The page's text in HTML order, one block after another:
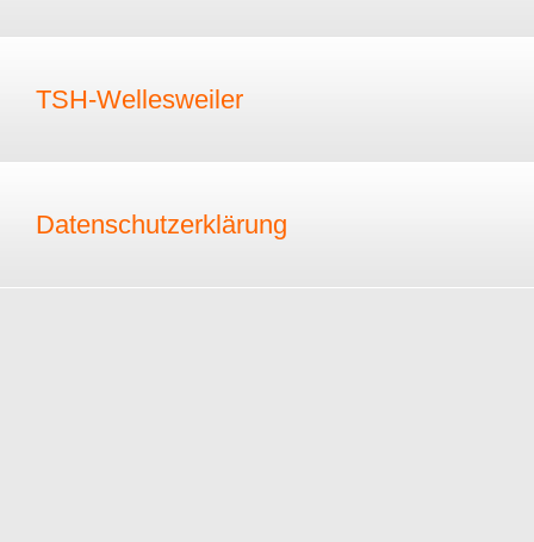
TSH-Wellesweiler
Datenschutzerklärung